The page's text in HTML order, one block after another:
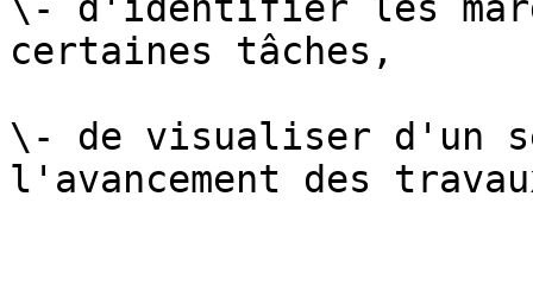
certaines tâches,
\- de visualiser d'un
l'avancement des